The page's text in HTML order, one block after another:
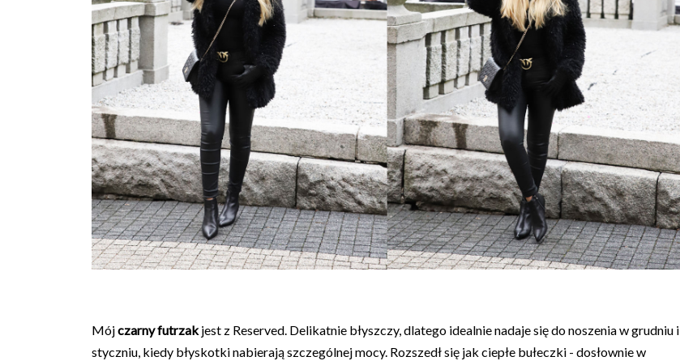
Mójczarny futrzakjest z Reserved. Delikatnie błyszczy, dlatego idealnie nadaje się do noszenia w grudniu i
styczniu, kiedy błyskotki nabierają szczególnej mocy. Rozszedł się jak ciepłe bułeczki - dosłownie w